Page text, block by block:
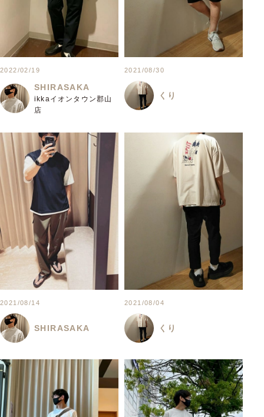
2022/02/19
SHIRASAKA
ikkaイオンタウン郡山
店
2021/08/30
くり
2021/08/14
SHIRASAKA
2021/08/04
くり